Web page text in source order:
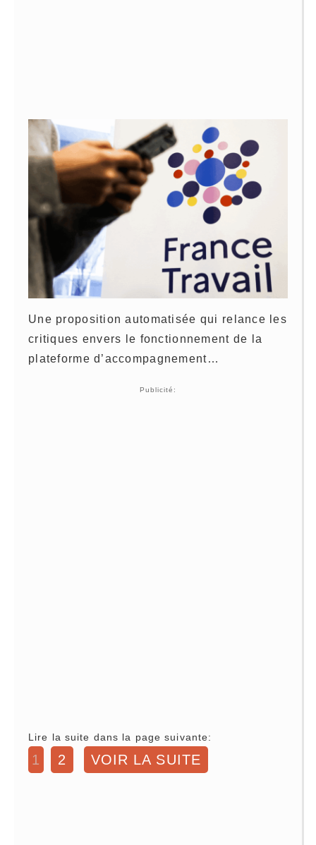
Une proposition automatisée qui relance les
critiques envers le fonctionnement de la
plateforme d’accompagnement…
Publicité:
Lire la suite dans la page suivante:
1 2 VOIR LA SUITE